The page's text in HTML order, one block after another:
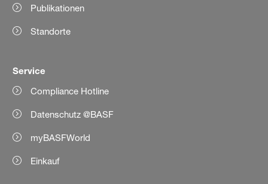
Publikationen
Standorte
Service
Compliance Hotline
Datenschutz @BASF
myBASFWorld
Einkauf